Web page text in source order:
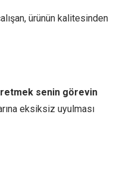
ürünün kalitesinden
senin görevin
eksiksiz uyulması